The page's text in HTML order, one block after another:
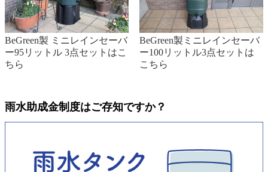
BeGreen製 ミニレインセーバ
ー95リットル 3点セットはこ
ちら
BeGreen製ミニレインセーバ
ー100リットル3点セットは
こちら
雨水助成金制度はご存知ですか？